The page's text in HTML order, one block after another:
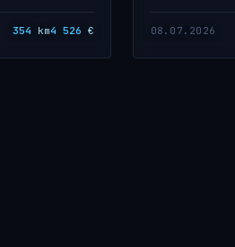
354 km4 526 € 08.07.2026